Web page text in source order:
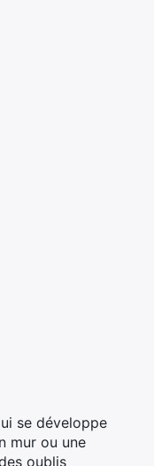
se développe
mur ou une
oublis